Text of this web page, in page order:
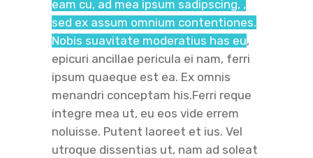
eam cu, ad mea ipsum sadipscing, ,
sed ex assum omnium contentiones.
Nobis suavitate moderatius has eu,
epicuri ancillae pericula ei nam, ferri
ipsum quaeque est ea. Ex omnis
menandri conceptam his.Ferri reque
integre mea ut, eu eos vide errem
noluisse. Putent laoreet et ius. Vel
utroque dissentias ut, nam ad soleat